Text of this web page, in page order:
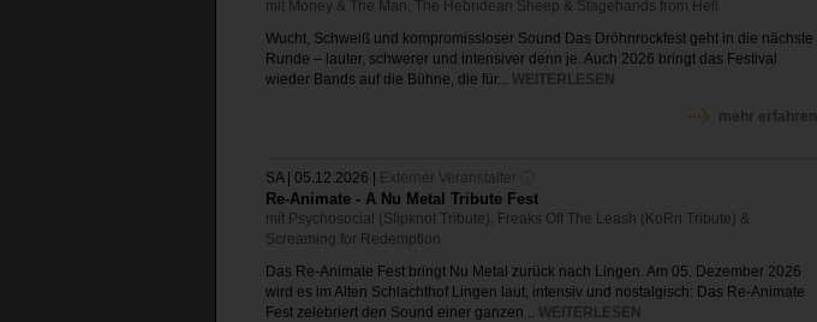
mit Money & The Man, The Hebridean Sheep & Stagehands from Hell
Wucht, Schweiß und kompromissloser Sound Das Dröhnrockfest geht in die nächste
Runde – lauter, schwerer und intensiver denn je. Auch 2026 bringt das Festival
wieder Bands auf die Bühne, die für... WEITERLESEN
mehr erfahren
SA | 05.12.2026 | Externer Veranstalter ⓘ
Re-Animate - A Nu Metal Tribute Fest
mit Psychosocial (Slipknot Tribute), Freaks Off The Leash (KoRn Tribute) &
Screaming for Redemption
Das Re-Animate Fest bringt Nu Metal zurück nach Lingen. Am 05. Dezember 2026
wird es im Alten Schlachthof Lingen laut, intensiv und nostalgisch: Das Re-Animate
Fest zelebriert den Sound einer ganzen... WEITERLESEN